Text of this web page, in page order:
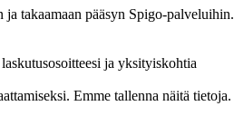
ja takaamaan pääsyn Spigo-palveluihin.
ja yksityiskohtia
Emme tallenna näitä tietoja.